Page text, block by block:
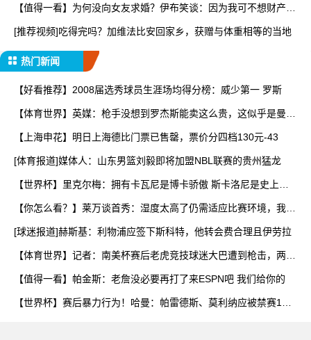
【值得一看】为何没向女友求婚？伊布笑谈：因为我可不想财产被
[推荐视频]吃得完吗？加维法比安回家乡，获赠与体重相等的当地
热门新闻
【好看推荐】2008届选秀球员生涯场均得分榜：威少第一 罗斯
【体育世界】英媒：枪手没想到罗杰斯能卖这么贵，这似乎是曼城
【上海申花】明日上海德比门票已售罄，票价分四档130元-43
[体育报道]媒体人：山东男篮刘毅即将加盟NBL联赛的贵州猛龙
【世界杯】里克尔梅：拥有卡瓦尼是博卡骄傲 斯卡洛尼是史上最
【你怎么看？】莱万谈首秀：湿度太高了仍需适应比赛环境，我还
[球迷报道]赫斯基：利物浦应签下斯科特，他转会费合理且伊劳拉
【体育世界】记者：南美杯赛后老虎竞技球迷大巴遭到枪击，两人
【值得一看】帕金斯：老詹没必要再打了来ESPN吧 我们给你的
【世界杯】赛后暴力行为！哈曼：帕雷德斯、莫利纳应被禁赛1